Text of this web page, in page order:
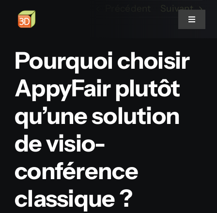
Toggle
Plateformes Communautaires
Configurateurs 3D
Salons virtuels
VRCC
Notre histoire
Suivant
Pourquoi choisir
AppyFair plutôt
qu’une solution
de visio-
conférence
classique ?